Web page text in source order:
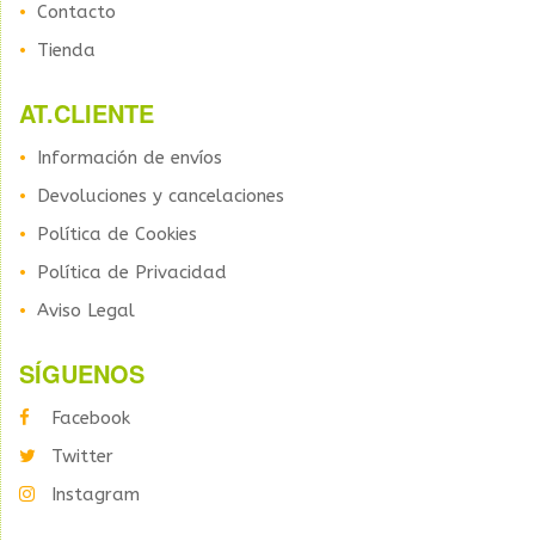
Contacto
Tienda
AT.CLIENTE
Información de envíos
Devoluciones y cancelaciones
Política de Cookies
Política de Privacidad
Aviso Legal
SÍGUENOS
Facebook
Twitter
Instagram